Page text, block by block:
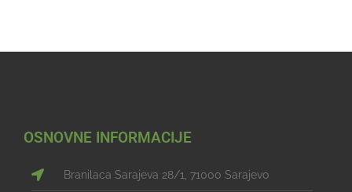
OSNOVNE INFORMACIJE
Branilaca Sarajeva 28/1, 71000 Sarajevo